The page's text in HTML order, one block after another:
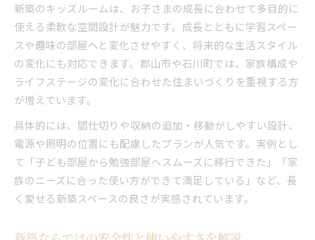
新築のキッズルームは、お子さまの成長に合わせて多目的に
使える柔軟な空間設計が魅力です。成長とともに学習スペー
スや趣味の部屋へと変化させやすく、将来的な生活スタイル
の変化にも対応できます。郡山市や石川町では、家族構成や
ライフステージの変化に合わせた住まいづくりを重視する方
が増えています。
具体的には、間仕切りや収納の追加・移動がしやすい設計、
電源や照明の位置にも配慮したプランが人気です。実例とし
て「子ども部屋から勉強部屋へスムーズに移行できた」「家
族のニーズに合った使い方ができて満足している」など、長
く愛せる新築スペースの良さが実感されています。